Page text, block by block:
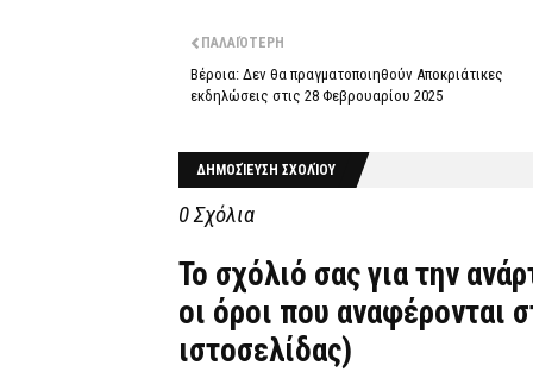
ΠΑΛΑΙΌΤΕΡΗ
Βέροια: Δεν θα πραγματοποιηθούν Αποκριάτικες
εκδηλώσεις στις 28 Φεβρουαρίου 2025
ΔΗΜΟΣΊΕΥΣΗ ΣΧΟΛΊΟΥ
0 Σχόλια
Το σχόλιό σας για την
οι όροι που αναφέρονται
ιστοσελίδας)